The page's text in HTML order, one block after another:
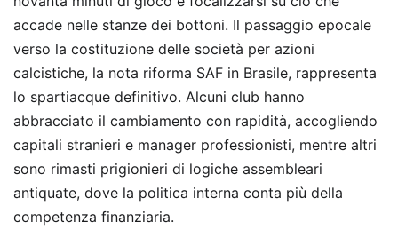
accade nelle stanze dei bottoni. Il passaggio epocale
verso la costituzione delle società per azioni
calcistiche, la nota riforma SAF in Brasile, rappresenta
lo spartiacque definitivo. Alcuni club hanno
abbracciato il cambiamento con rapidità, accogliendo
capitali stranieri e manager professionisti, mentre altri
sono rimasti prigionieri di logiche assembleari
antiquate, dove la politica interna conta più della
competenza finanziaria.